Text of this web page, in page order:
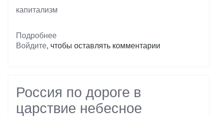
Тэги
капитализм
Подробнее
ПРАВО
Войдите, чтобы оставлять комментарии
Россия по дороге в
царствие небесное